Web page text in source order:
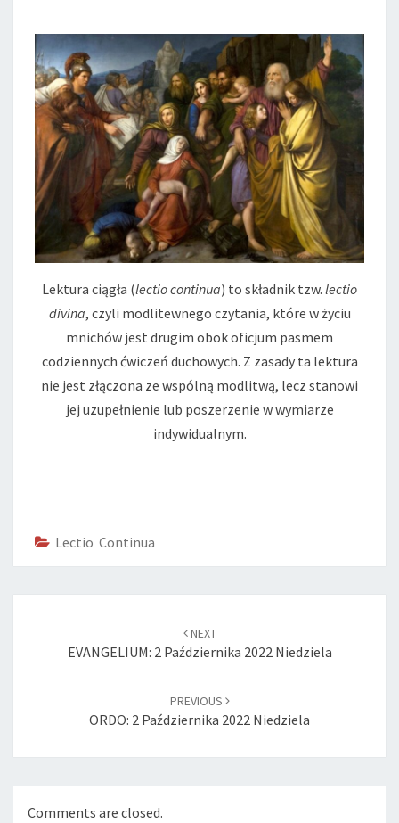
Lektura ciągła (lectio continua) to składnik tzw. lectio
divina, czyli modlitewnego czytania, które w życiu
mnichów jest drugim obok oficjum pasmem
codziennych ćwiczeń duchowych. Z zasady ta lektura
nie jest złączona ze wspólną modlitwą, lecz stanowi
jej uzupełnienie lub poszerzenie w wymiarze
indywidualnym.
Lectio Continua
NEXT
EVANGELIUM: 2 Października 2022 Niedziela
PREVIOUS
ORDO: 2 Października 2022 Niedziela
Comments are closed.